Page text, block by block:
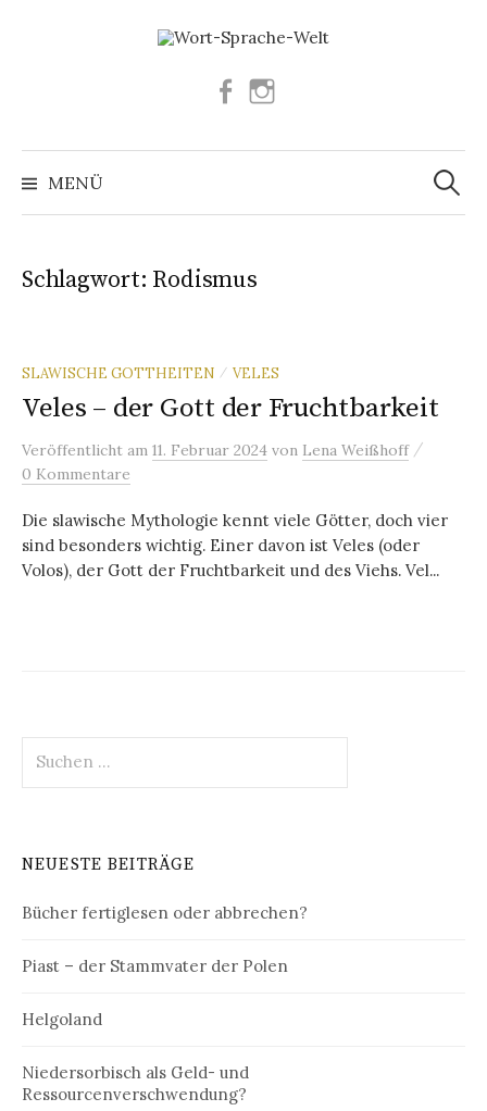
Facebook
MENÜ
Suchen
nach:
Schlagwort: Rodismus
SLAWISCHE GOTTHEITEN / VELES
Veles – der Gott der Fruchtbarkeit
Veröffentlicht am 11. Februar 2024 von Lena Weißhoff /
0 Kommentare
Die slawische Mythologie kennt viele Götter, doch vier
sind besonders wichtig. Einer davon ist Veles (oder
Volos), der Gott der Fruchtbarkeit und des Viehs. Vel...
nach:
NEUESTE BEITRÄGE
Bücher fertiglesen oder abbrechen?
Piast – der Stammvater der Polen
Helgoland
Niedersorbisch als Geld- und
Ressourcenverschwendung?